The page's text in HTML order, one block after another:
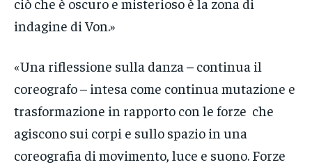
indagine di Von.»
«Una riflessione sulla danza – continua il
coreografo – intesa come continua mutazione e
trasformazione in rapporto con le forze che
agiscono sui corpi e sullo spazio in una
coreografia di movimento, luce e suono. Forze